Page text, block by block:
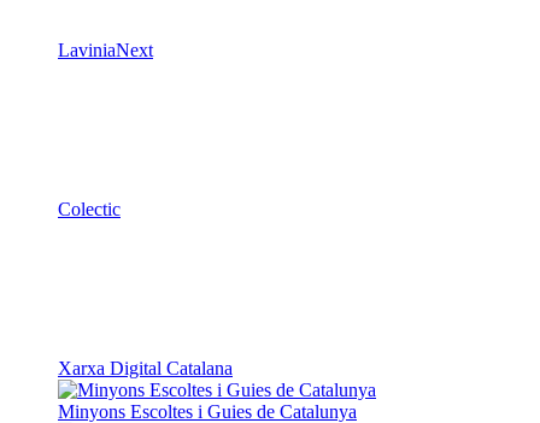
LaviniaNext
Colectic
Xarxa Digital Catalana
Minyons Escoltes i Guies de Catalunya